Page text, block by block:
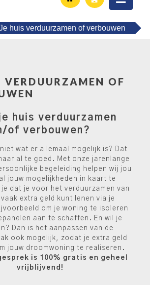
huis verduurzamen of verbouwen
VERDUURZAMEN OF
huis verduurzamen
of verbouwen?
wat er allemaal mogelijk is? Dat
al te goed. Met onze jarenlange
begeleiding helpen wij jou
jouw mogelijkheden in kaart te
dat je voor het verduurzamen van
extra geld kunt lenen via je
om je woning te isoleren
aan te schaffen. En wil je
Dan is het aanpassen van de
ook mogelijk, zodat je extra geld
jouw droomwoning te realiseren.
is 100% gratis en geheel
vrijblijvend!